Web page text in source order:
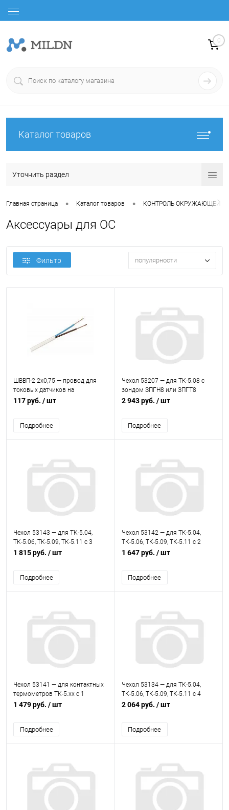
0
Каталог товаров
Уточнить раздел
Главная страница • Каталог товаров • КОНТРОЛЬ ОКРУЖАЮЩЕЙ
Аксессуары для ОС
Фильтр популярности
ШВВП-2 2х0,75 — провод для
токовых датчиков на
расстояние до 1 км
117 руб. / шт
Подробнее
Чехол 53207 — для ТК-5.08 с
зондом ЗПГН8 или ЗПГТ8
2 943 руб. / шт
Подробнее
Чехол 53143 — для ТК-5.04,
ТК-5.06, ТК-5.09, ТК-5.11 с 3
зондами
1 815 руб. / шт
Подробнее
Чехол 53142 — для ТК-5.04,
ТК-5.06, ТК-5.09, ТК-5.11 с 2
зондами
1 647 руб. / шт
Подробнее
Чехол 53141 — для контактных
термометров ТК-5.хх с 1
зондом
1 479 руб. / шт
Подробнее
Чехол 53134 — для ТК-5.04,
ТК-5.06, ТК-5.09, ТК-5.11 с 4
зондами
2 064 руб. / шт
Подробнее